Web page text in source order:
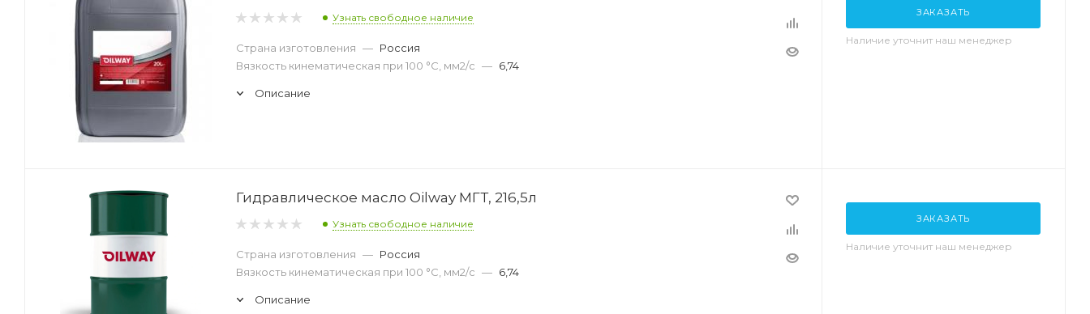
Узнать свободное наличие
Страна изготовления — Россия
Вязкость кинематическая при 100 °С, мм2/с — 6,74
Описание
ЗАКАЗАТЬ
Наличие уточнит наш менеджер
Гидравлическое масло Oilway МГТ, 216,5л
Узнать свободное наличие
Страна изготовления — Россия
Вязкость кинематическая при 100 °С, мм2/с — 6,74
Описание
ЗАКАЗАТЬ
Наличие уточнит наш менеджер